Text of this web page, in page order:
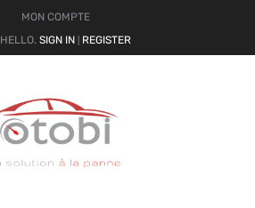
MON COMPTE
HELLO. SIGN IN REGISTER